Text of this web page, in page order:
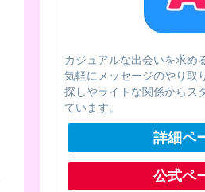
カジュアルな出会いを求め
気軽にメッセージのやり取
探しやライトな関係からス
ています。
詳細ペ
公式ペ